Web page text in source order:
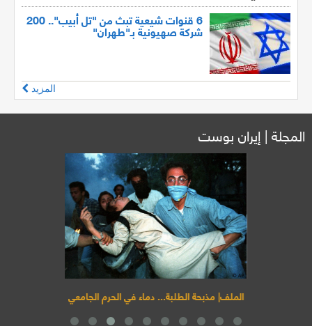
6 قنوات شيعية تبث من "تل أبيب".. 200
شركة صهيونية بـ"طهران"
المزيد
المجلة | إيران بوست
الملف| مذبحة الطلبة... دماء في الحرم الجامعي